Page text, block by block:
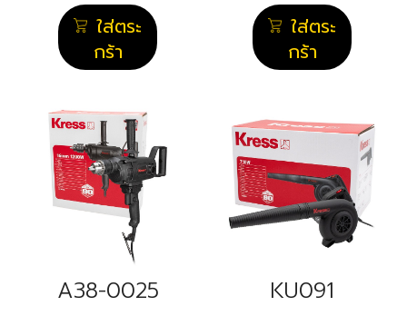
ใส่ตระ
กร้า
ใส่ตระ
กร้า
A38-0025 KU091